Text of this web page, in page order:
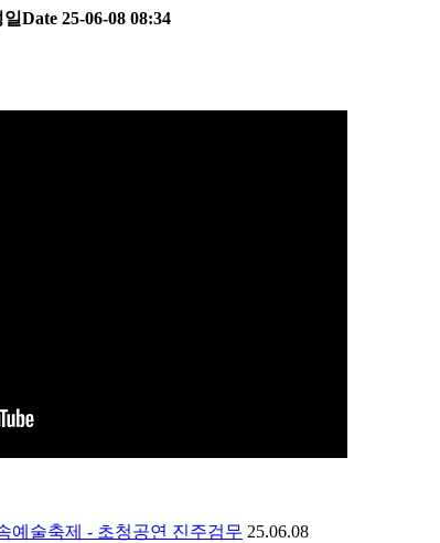
Date 25-06-08 08:34
예술축제 - 초청공연 진주검무 25.06.08